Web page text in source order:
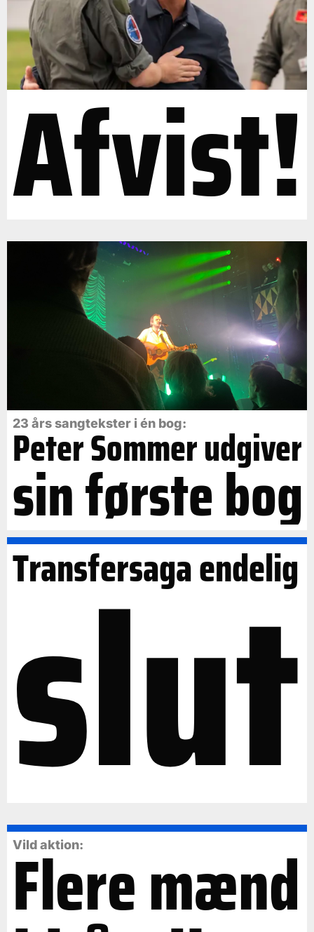
Afvist!
23 års sangtekster i én bog:
Peter Sommer udgiver
sin første bog
Transfersaga endelig
slut
Vild aktion:
Flere mænd